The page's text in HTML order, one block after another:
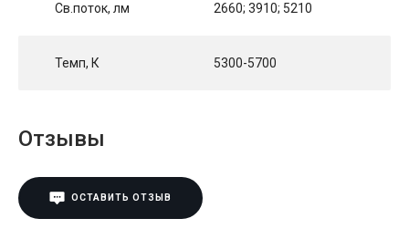
Св.поток, лм 2660; 3910; 5210
Темп, К 5300-5700
Отзывы
ОСТАВИТЬ ОТЗЫВ